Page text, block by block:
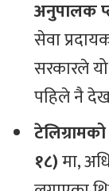
अनुपालक
सेवा
सरकारले
पहिले नै
१८)मा,